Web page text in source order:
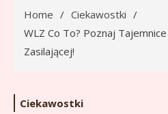
Home
Ciekawostki
WLZ Co To? Poznaj
Zasilającej!
Ciekawostki